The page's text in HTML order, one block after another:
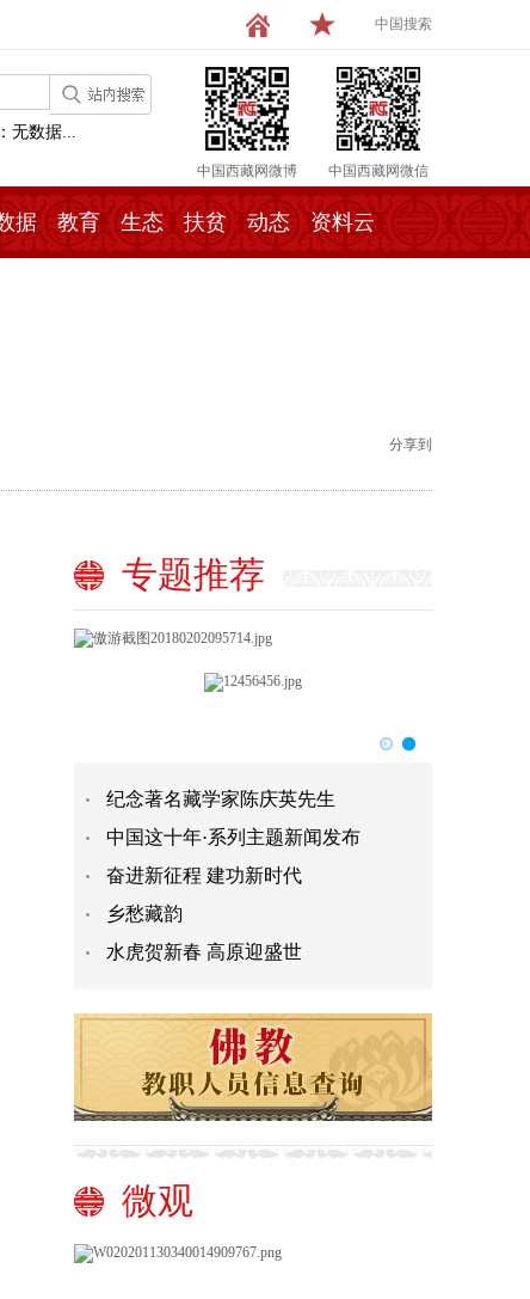
中国搜索
中国西藏网微博 中国西藏网微信
无数据...
据 教育 生态 扶贫 动态 资料云
分享到
专题推荐
纪念著名藏学家陈庆英先生
中国这十年·系列主题新闻发布
奋进新征程 建功新时代
乡愁藏韵
水虎贺新春 高原迎盛世
微观